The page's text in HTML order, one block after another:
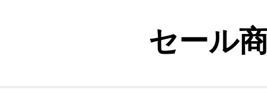
セール